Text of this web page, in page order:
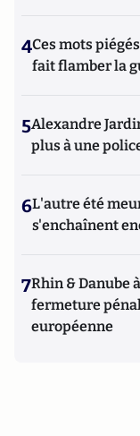
4Ces mots
fait flamber la
5Alexandre
plus à une
6L'autre été
s'enchaînent
7Rhin & Danube
fermeture
européenne